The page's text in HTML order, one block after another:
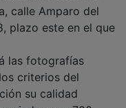
este en el que
las fotografías
criterios del
su calidad
con 700